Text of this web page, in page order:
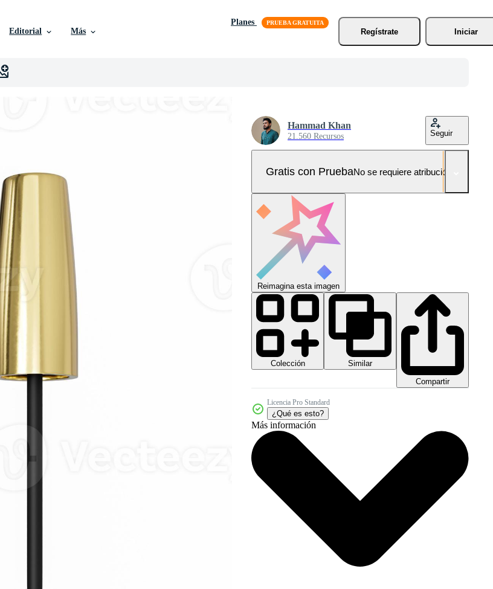
Editorial Más
Planes
Regístrate
Iniciar
Hammad Khan
21.560 Recursos Seguir
Gratis con PruebaNo se requiere atribución!
Reimagina esta imagen
Colección
Similar
Compartir
Licencia Pro Standard
¿Qué es esto?
Más información